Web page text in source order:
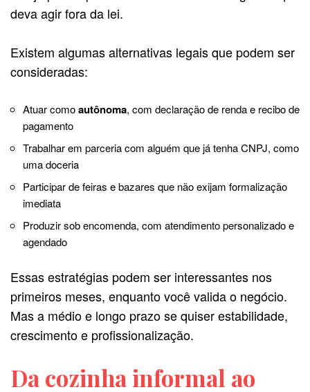
deva agir fora da lei.
Existem algumas alternativas legais que podem ser
consideradas:
Atuar comoautônoma, com declaração de renda e recibo de
pagamento
Trabalhar em parceria com alguém que já tenha CNPJ, como
uma doceria
Participar de feiras e bazares que não exijam formalização
imediata
Produzir sob encomenda, com atendimento personalizado e
agendado
Essas estratégias podem ser interessantes nos
primeiros meses, enquanto você valida o negócio.
Mas a médio e longo prazo se quiser estabilidade,
crescimento e profissionalização.
Da cozinha informal ao